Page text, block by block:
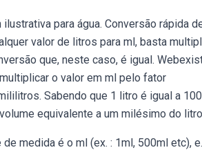
para água. Conversão rápida
valor de litros para ml, basta
que, neste caso, é igual.
o valor em ml pelo fator
Sabendo que 1 litro é igual a
equivalente a um milésimo do
medida é o ml (ex. : 1ml, 500ml etc), e.